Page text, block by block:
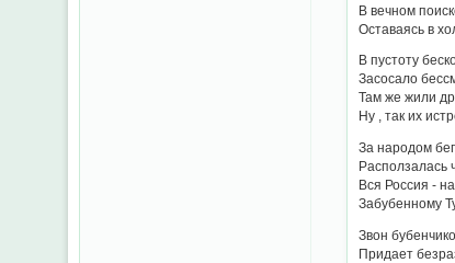
В вечном
Оставаясь в
В пустоту
Засосало
Там же жили
Ну , так их
За народом
Расползалась
Вся Россия -
Забубенному
Звон
Придает